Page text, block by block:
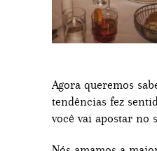
Agora queremos
tendências fez
você vai apostar no